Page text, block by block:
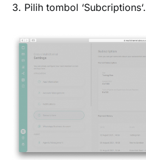
3. Pilih tombol ‘Subcriptions‘.